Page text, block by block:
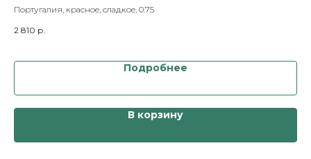
Португалия, красное, сладкое, 0.75
2 810 р.
Подробнее
В корзину